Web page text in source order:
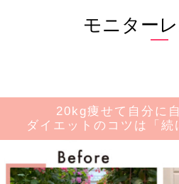
モニター
20kg痩せて自分に
ダイエットのコツは「